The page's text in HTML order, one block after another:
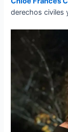
derechos civiles